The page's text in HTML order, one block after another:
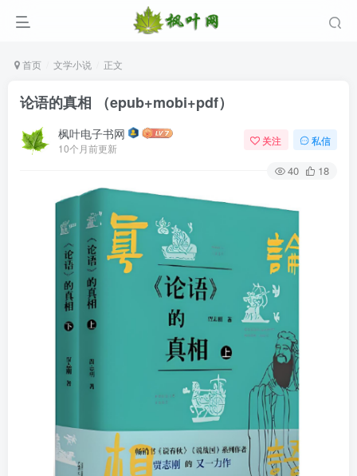
首页 文学小说 正文
论语的真相 （epub+mobi+pdf）
枫叶电子书网
10个月前更新
关注 私信
40 18